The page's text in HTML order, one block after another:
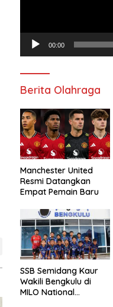
00:00
Berita Olahraga
Manchester United
Resmi Datangkan
Empat Pemain Baru
SSB Semidang Kaur
Wakili Bengkulu di
MILO National